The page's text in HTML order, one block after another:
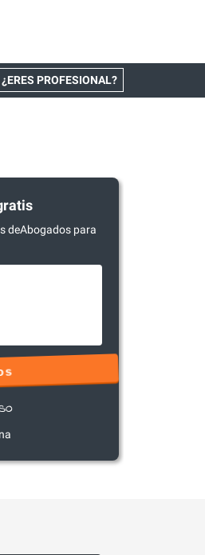
¿ERES PROFESIONAL?
deAbogados para